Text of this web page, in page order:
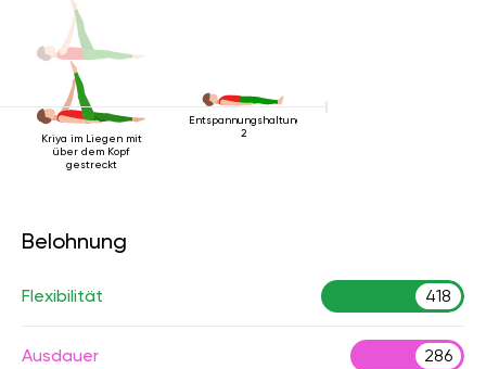
Kriya im Liegen mit
über dem Kopf
gestreckt
Entspannungshaltung
2
Belohnung
Flexibilität 418
Ausdauer 286